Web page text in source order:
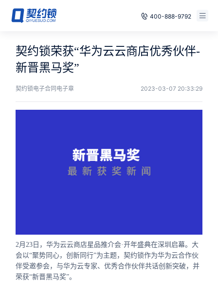
400-888-9792
电子签章
印章管控
数字存档
我们
免费试用
契约锁荣获“华为云云商店优秀伙伴-
新晋黑马奖”
契约锁电子合同电子章 2023-03-07 20:33:29
2月23日，华为云云商店星品推介会·开年盛典在深圳启幕。大
会以“聚势同心，创新同行”为主题，契约锁作为华为云合作伙
伴受邀参会，与华为云专家、优秀合作伙伴共话创新突破，并
荣获“新晋黑马奖”。